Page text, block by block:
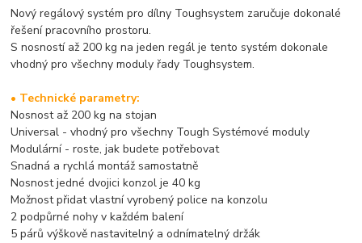
Nový regálový systém pro dílny Toughsystem zaručuje dokonalé
řešení pracovního prostoru.
S nosností až 200 kg na jeden regál je tento systém dokonale
vhodný pro všechny moduly řady Toughsystem.
• Technické parametry:
Nosnost až 200 kg na stojan
Universal - vhodný pro všechny Tough Systémové moduly
Modulární - roste, jak budete potřebovat
Snadná a rychlá montáž samostatně
Nosnost jedné dvojici konzol je 40 kg
Možnost přidat vlastní vyrobený police na konzolu
2 podpůrné nohy v každém balení
5 párů výškově nastavitelný a odnímatelný držák